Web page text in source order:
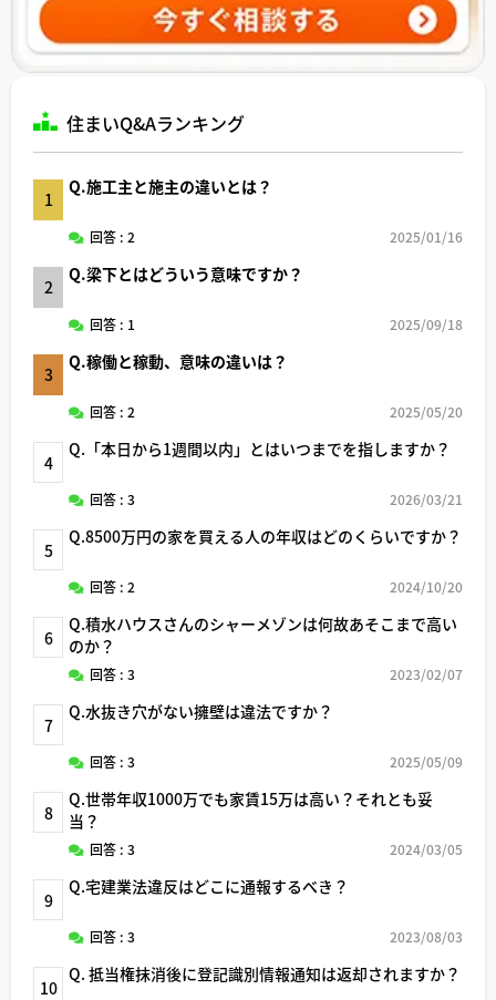
住まいQ&Aランキング
1
Q.施工主と施主の違いとは？
回答 : 2 2025/01/16
2
Q.梁下とはどういう意味ですか？
回答 : 1 2025/09/18
3
Q.稼働と稼動、意味の違いは？
回答 : 2 2025/05/20
4
Q.「本日から1週間以内」とはいつまでを指しますか？
回答 : 3 2026/03/21
5
Q.8500万円の家を買える人の年収はどのくらいですか？
回答 : 2 2024/10/20
6
Q.積水ハウスさんのシャーメゾンは何故あそこまで高い
のか？
回答 : 3 2023/02/07
7
Q.水抜き穴がない擁壁は違法ですか？
回答 : 3 2025/05/09
8
Q.世帯年収1000万でも家賃15万は高い？それとも妥
当？
回答 : 3 2024/03/05
9
Q.宅建業法違反はどこに通報するべき？
回答 : 3 2023/08/03
10
Q. 抵当権抹消後に登記識別情報通知は返却されますか？